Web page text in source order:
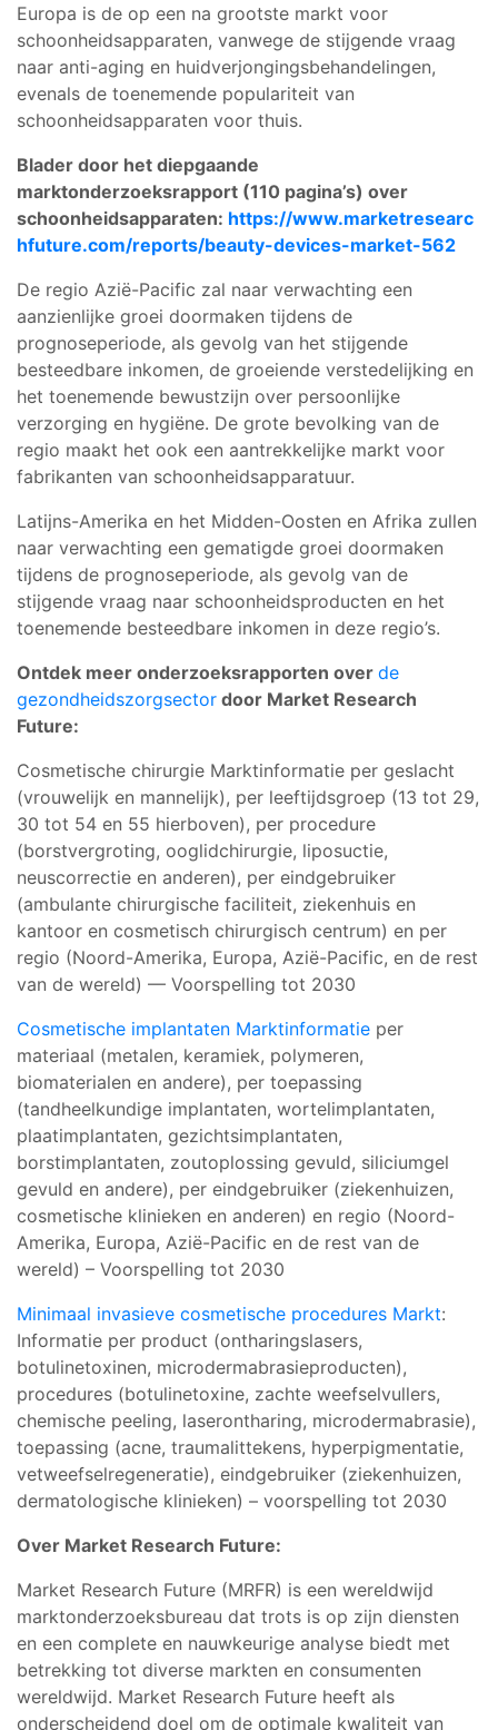
Europa is de op een na grootste markt voor
schoonheidsapparaten, vanwege de stijgende vraag
naar anti-aging en huidverjongingsbehandelingen,
evenals de toenemende populariteit van
schoonheidsapparaten voor thuis.
Blader door het diepgaande
marktonderzoeksrapport (110 pagina’s) over
schoonheidsapparaten: https://www.marketresearc
hfuture.com/reports/beauty-devices-market-562
De regio Azië-Pacific zal naar verwachting een
aanzienlijke groei doormaken tijdens de
prognoseperiode, als gevolg van het stijgende
besteedbare inkomen, de groeiende verstedelijking en
het toenemende bewustzijn over persoonlijke
verzorging en hygiëne. De grote bevolking van de
regio maakt het ook een aantrekkelijke markt voor
fabrikanten van schoonheidsapparatuur.
Latijns-Amerika en het Midden-Oosten en Afrika zullen
naar verwachting een gematigde groei doormaken
tijdens de prognoseperiode, als gevolg van de
stijgende vraag naar schoonheidsproducten en het
toenemende besteedbare inkomen in deze regio’s.
Ontdek meer onderzoeksrapporten over de
gezondheidszorgsector door Market Research
Future:
Cosmetische chirurgie Marktinformatie per geslacht
(vrouwelijk en mannelijk), per leeftijdsgroep (13 tot 29,
30 tot 54 en 55 hierboven), per procedure
(borstvergroting, ooglidchirurgie, liposuctie,
neuscorrectie en anderen), per eindgebruiker
(ambulante chirurgische faciliteit, ziekenhuis en
kantoor en cosmetisch chirurgisch centrum) en per
regio (Noord-Amerika, Europa, Azië-Pacific, en de rest
van de wereld) — Voorspelling tot 2030
Cosmetische implantaten Marktinformatie per
materiaal (metalen, keramiek, polymeren,
biomaterialen en andere), per toepassing
(tandheelkundige implantaten, wortelimplantaten,
plaatimplantaten, gezichtsimplantaten,
borstimplantaten, zoutoplossing gevuld, siliciumgel
gevuld en andere), per eindgebruiker (ziekenhuizen,
cosmetische klinieken en anderen) en regio (Noord-
Amerika, Europa, Azië-Pacific en de rest van de
wereld) – Voorspelling tot 2030
Minimaal invasieve cosmetische procedures Markt:
Informatie per product (ontharingslasers,
botulinetoxinen, microdermabrasieproducten),
procedures (botulinetoxine, zachte weefselvullers,
chemische peeling, laserontharing, microdermabrasie),
toepassing (acne, traumalittekens, hyperpigmentatie,
vetweefselregeneratie), eindgebruiker (ziekenhuizen,
dermatologische klinieken) – voorspelling tot 2030
Over Market Research Future:
Market Research Future (MRFR) is een wereldwijd
marktonderzoeksbureau dat trots is op zijn diensten
en een complete en nauwkeurige analyse biedt met
betrekking tot diverse markten en consumenten
wereldwijd. Market Research Future heeft als
onderscheidend doel om de optimale kwaliteit van